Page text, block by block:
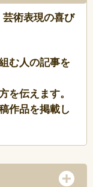
術表現の喜び
む人の記事を
を伝えます。
作品を掲載し